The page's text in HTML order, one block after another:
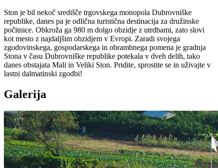
Ston je bil nekoč središče trgovskega monopola Dubrovniške
republike, danes pa je odlična turistična destinacija za družinske
počitnice. Obkroža ga 980 m dolgo obzidje z utrdbami, zato slovi
kot mesto z najdaljšim obzidjem v Evropi. Zaradi svojega
zgodovinskega, gospodarskega in obrambnega pomena je gradnja
Stona v času Dubrovniške republike potekala v dveh delih, tako
danes obstajata Mali in Veliki Ston. Pridite, sprostite se in uživajte v
lastni dalmatinski zgodbi!
Galerija